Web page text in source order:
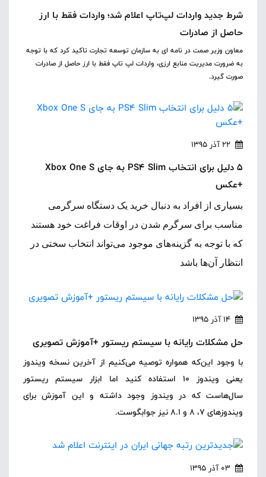
شرط جدید واردات لپ‌تاپ اعلام شد؛ واردات فقط با ارز
حاصل از صادرات
معاون وزیر صمت در نامه ای به سازمان توسعه تجارت تاکید کرد که با توجه
به ضرورت مدیریت منابع ارزی، واردات لپ تاپ فقط با ارز حاصل از صادرات
صورت گیرد.
22 آذر 1395
5 دلیل برای انتخاب PS4 Slim به جای Xbox One S
+عکس
بسیاری از افراد به دنبال خرید یک دستگاه سرگرمی
مناسب برای سرگرم شدن در اوقات فراغت خود هستند
که با توجه به گزینه‌های موجود می‌تواند انتخاب سختی در
انتظار آن‌ها باشد
14 آذر 1395
حل مشکلات رایانه با سیستم ریستور +آموزش تصویری
با وجود این‌که همواره توصیه می‌کنیم از آخرین نسخه ویندوز
یعنی ویندوز 10 استفاده کنید اما ابزار سیستم ریستور
سال‌هاست که در ویندوز وجود داشته و این آموزش برای
ویندوزهای 7، 8 و 8.1 نیز جوابگوست.
03 آذر 1395